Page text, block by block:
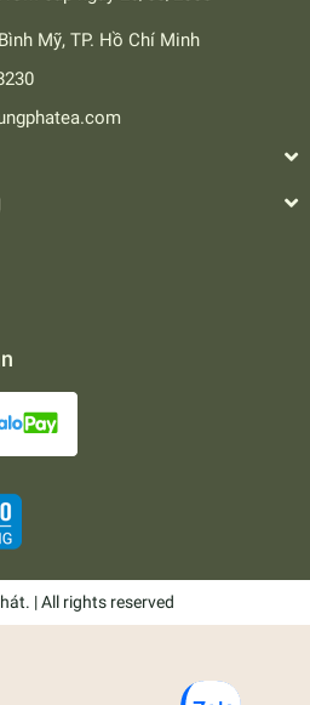
Mỹ, TP. Hồ Chí Minh
| All rights reserved